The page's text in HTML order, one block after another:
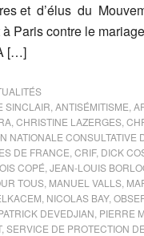
et d’élus du
Paris contre le
[…]
SINCLAIR ANTISÉMITISME
CHRISTINE LAZERGES
NATIONALE CONSULTATIVE
DE FRANCE CRIF, DICK
COPÉ JEAN-LOUIS
TOUS MANUEL VALLS
NICOLAS BAY,
DEVEDJIAN PIERRE
, SERVICE DE PROTECTION